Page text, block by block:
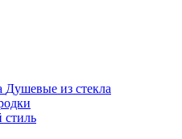
Душевые из стекла
стиль